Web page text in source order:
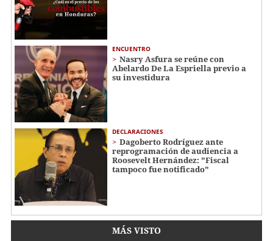
ENCUENTRO
Nasry Asfura se reúne con
Abelardo De La Espriella previo a
su investidura
DECLARACIONES
Dagoberto Rodríguez ante
reprogramación de audiencia a
Roosevelt Hernández: "Fiscal
tampoco fue notificado"
MÁS VISTO